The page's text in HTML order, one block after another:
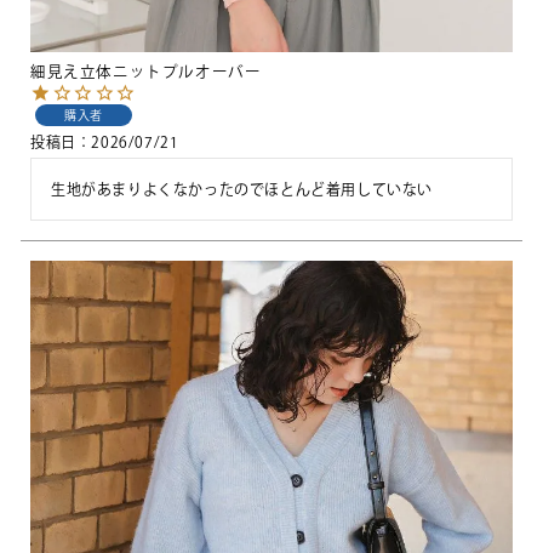
細見え立体ニットプルオーバー
購入者
投稿日 2026/07/21
生地があまりよくなかったのでほとんど着用していない